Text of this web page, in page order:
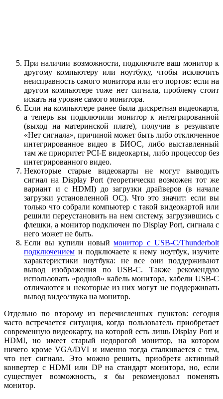
При наличии возможности, подключите ваш монитор к
другому компьютеру или ноутбуку, чтобы исключить
неисправность самого монитора или его портов: если на
другом компьютере тоже нет сигнала, проблему стоит
искать на уровне самого монитора.
Если на компьютере ранее была дискретная видеокарта,
а теперь вы подключили монитор к интегрированной
(выход на материнской плате), получив в результате
«Нет сигнала», причиной может быть либо отключенное
интегрированное видео в БИОС, либо выставленный
там же приоритет PCI-E видеокарты, либо процессор без
интегрированного видео.
Некоторые старые видеокарты не могут выводить
сигнал на Display Port (теоретически возможен тот же
вариант и с HDMI) до загрузки драйверов (в начале
загрузки установленной ОС). Что это значит: если вы
только что собрали компьютер с такой видеокартой или
решили переустановить на нем систему, загрузившись с
флешки, а монитор подключен по Display Port, сигнала с
него может не быть.
Если вы купили новыймонитор с USB-C/Thunderbolt
подключением и подключаете к нему ноутбук, изучите
характеристики ноутбука: не все они поддерживают
вывод изображения по USB-С. Также рекомендую
использовать «родной» кабель монитора, кабели USB-C
отличаются и некоторые из них могут не поддерживать
вывод видео/звука на монитор.
Отдельно по второму из перечисленных пунктов: сегодня
часто встречается ситуация, когда пользователь приобретает
современную видеокарту, на которой есть лишь Display Port и
HDMI, но имеет старый недорогой монитор, на котором
ничего кроме VGA/DVI и именно тогда сталкивается с тем,
что нет сигнала. Это можно решить, приобретя активный
конвертер с HDMI или DP на стандарт монитора, но, если
существует возможность, я бы рекомендовал поменять
монитор.